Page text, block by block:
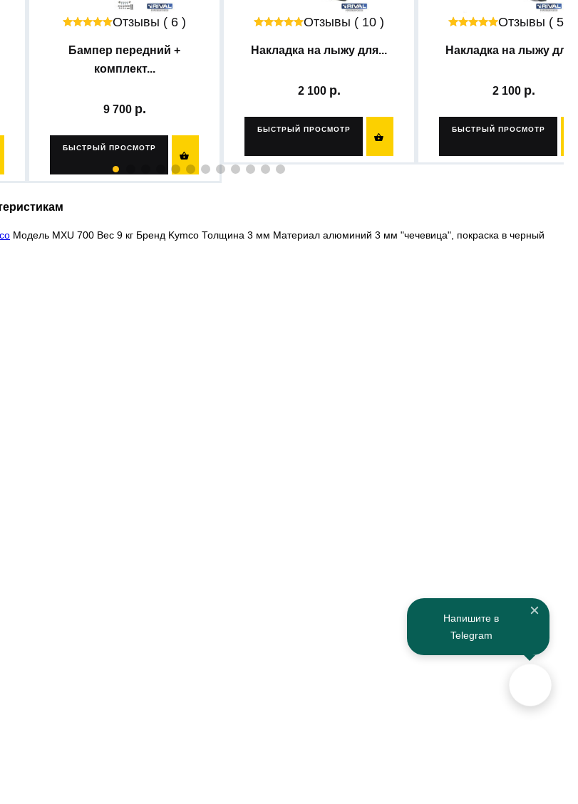
Отзывы ( 6 )
Бампер передний +
комплект...
9 700
БЫСТРЫЙ ПРОСМОТР

Отзывы ( 10 )
Накладка на лыжу для...
2 100
БЫСТРЫЙ ПРОСМОТР

Отзывы ( 54 )
Накладка на лыжу
2 100
БЫСТРЫЙ ПРОСМОТР
Модель MXU 700 Вес 9 кг Бренд Kymco Толщина 3 мм Материал алюминий 3 мм "чечевица", покраска в черный
Напишите в
Telegram